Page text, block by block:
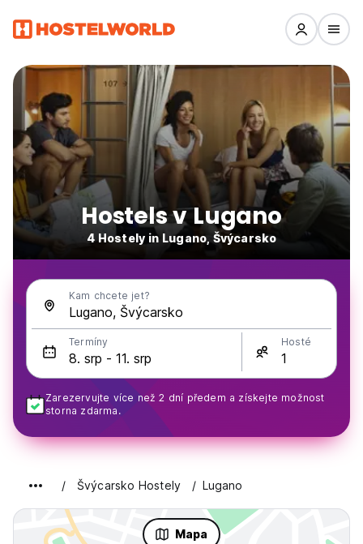
Hostels v Lugano
4 Hostely in Lugano, Švýcarsko
Kam chcete jet?
Termíny Hosté
Zarezervujte více než 2 dní předem a získejte možnost
storna zdarma.
Švýcarsko Hostely Lugano
Mapa